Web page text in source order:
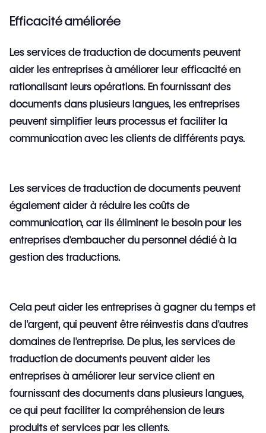
Efficacité améliorée
Les services de traduction de documents peuvent
aider les entreprises à améliorer leur efficacité en
rationalisant leurs opérations. En fournissant des
documents dansplusieurs langues, les entreprises
peuvent simplifier leurs processus et faciliter la
communication avec les clients de différents pays.
Les services de traduction de documents peuvent
également aider à réduire les coûts de
communication, car ils éliminent le besoin pour les
entreprises d'embaucher du personnel dédié à la
gestion des traductions.
Cela peut aider les entreprises à gagner du temps et
de l'argent, qui peuvent être réinvestis dans d'autres
domaines de l'entreprise. De plus, les services de
traduction de documents peuvent aider les
entreprises à améliorer leur service client en
fournissant des documents dans plusieurs langues,
ce qui peut faciliter la compréhension de leurs
produits et services par les clients.